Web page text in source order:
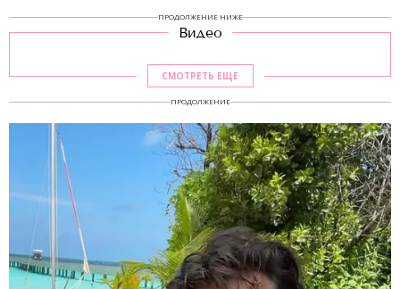
ПРОДОЛЖЕНИЕ НИЖЕ
Видео
СМОТРЕТЬ ЕЩЕ
ПРОДОЛЖЕНИЕ